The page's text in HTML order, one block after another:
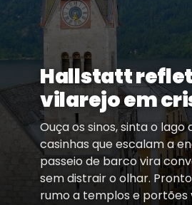
Hallstatt
vilarejo em
Ouça os sinos, sinta o lago
casinhas que escalam a
passeio de barco vira
sem distrair o olhar.
rumo a templos e portões